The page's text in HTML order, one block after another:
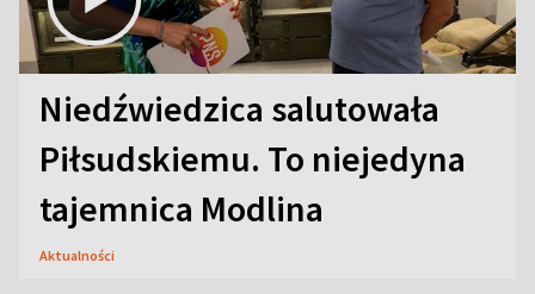
Niedźwiedzica salutowała
Piłsudskiemu. To niejedyna
tajemnica Modlina
Aktualności